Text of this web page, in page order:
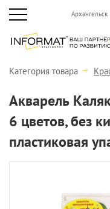
Архангельск
Категория товара
Акварель
6 цветов, без
пластиковая